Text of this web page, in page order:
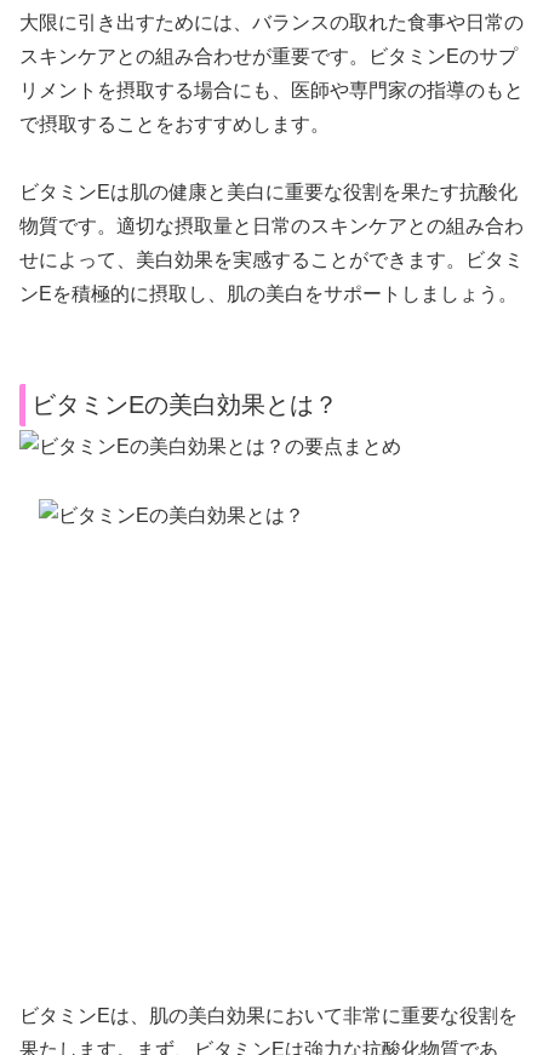
大限に引き出すためには、バランスの取れた食事や日常の
スキンケアとの組み合わせが重要です。ビタミンEのサプ
リメントを摂取する場合にも、医師や専門家の指導のもと
で摂取することをおすすめします。
ビタミンEは肌の健康と美白に重要な役割を果たす抗酸化
物質です。適切な摂取量と日常のスキンケアとの組み合わ
せによって、美白効果を実感することができます。ビタミ
ンEを積極的に摂取し、肌の美白をサポートしましょう。
ビタミンEの美白効果とは？
ビタミンEは、肌の美白効果において非常に重要な役割を
果たします。まず、ビタミンEは強力な抗酸化物質であ